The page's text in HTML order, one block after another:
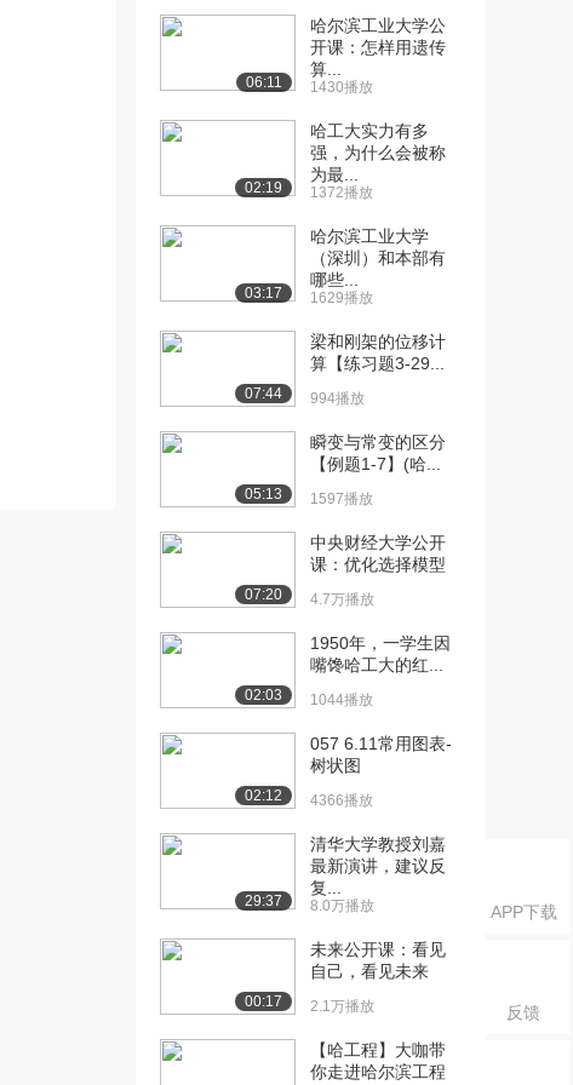
APP下载
反馈
[10] 哈尔滨工业大学公开
2.1万播放
09:01
[11] 哈尔滨工业大学公开
10:46
[12] 哈尔滨工业大学公开
06:52
[13] 哈尔滨工业大学公开
课：正则定义
05:11
[14] 哈尔滨工业大学公开
课：有求自动机
课：有穷自动机的...
课：从正则表达式...
课：从NFA到D...
[18] 哈尔滨工业大学公开
课：识别单词的D...
[19] 哈尔滨工业大学公开
课：自顶向下分析...
1.2万播放
[20] 哈尔滨工业大学公开
课：文法转换
1.2万播放
06:11
哈尔滨工业大学公
开课：怎样用遗传
算...
1430播放
02:19
哈工大实力有多
强，为什么会被称
为最...
1372播放
03:17
哈尔滨工业大学
（深圳）和本部有
哪些...
1629播放
07:44
梁和刚架的位移计
算【练习题3-29...
994播放
05:13
瞬变与常变的区分
【例题1-7】(哈...
1597播放
07:20
中央财经大学公开
课：优化选择模型
4.7万播放
02:03
1950年，一学生因
嘴馋哈工大的红...
1044播放
02:12
057 6.11常用图表-
树状图
4366播放
29:37
清华大学教授刘嘉
最新演讲，建议反
复...
8.0万播放
00:17
未来公开课：看见
自己，看见未来
2.1万播放
【哈工程】大咖带
你走进哈尔滨工程